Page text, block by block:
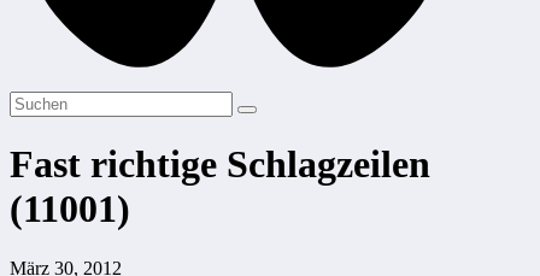
Fast richtige Schlagzeilen
(11001)
März 30, 2012